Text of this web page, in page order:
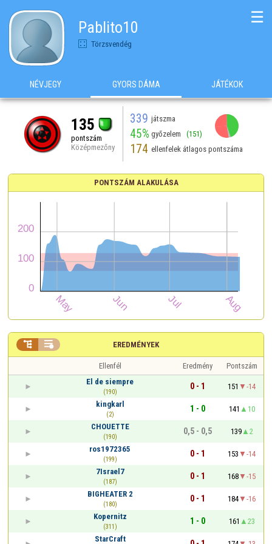
Pablito10
Törzsvendég
☰
NÉVJEGY GYORS DÁMA JÁTÉKOK
135
pontszám
Középmezőny
339 játszma
45% győzelem (151)
174 ellenfelek átlagos pontszáma
PONTSZÁM ALAKULÁSA
EREDMÉNYEK
 
Ellenfél Eredmény
Pontszám
El de siempre
(190)
0 - 1 151
-14
kingkarl
(2)
1 - 0 141
10
CHOUETTE
(190)
0,5 - 0,5 139
2
ros1972365
(199)
0 - 1 153
-14
7Israel7
(187)
0 - 1 168
-15
BIGHEATER 2
(180)
0 - 1 184
-16
Kopernitz
(311)
1 - 0 161
23
StarCraft